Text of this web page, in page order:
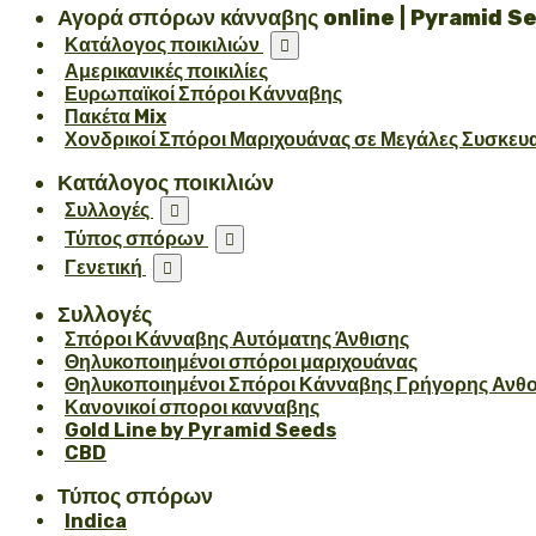
Αγορά σπόρων κάνναβης online | Pyramid
Κατάλογος ποικιλιών 
Αμερικανικές ποικιλίες
Ευρωπαϊκοί Σπόροι Κάνναβης
Πακέτα Mix
Χονδρικοί Σπόροι Μαριχουάνας σε Μεγάλες
Κατάλογος ποικιλιών
Συλλογές 
Τύπος σπόρων 
Γενετική 
Συλλογές
Σπόροι Κάνναβης Αυτόματης Άνθισης
Θηλυκοποιημένοι σπόροι μαριχουάνας
Θηλυκοποιημένοι Σπόροι Κάνναβης Γρήγορης
Κανονικοί σποροι κανναβης
Gold Line by Pyramid Seeds
CBD
Τύπος σπόρων
Indica